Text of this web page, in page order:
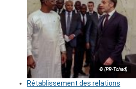
© (PR-Tchad)
Rétablissement des relations